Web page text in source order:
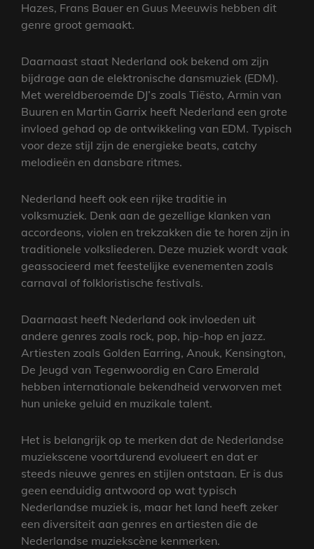
Hazes, Frans Bauer en Guus Meeuwis hebben dit
genre groot gemaakt.
Daarnaast staat Nederland ook bekend om zijn
bijdrage aan de elektronische dansmuziek (EDM).
Met wereldberoemde DJ’s zoals Tiësto, Armin van
Buuren en Martin Garrix heeft Nederland een grote
invloed gehad op de ontwikkeling van EDM. Typisch
voor deze stijl zijn de energieke beats, catchy
melodieën en dansbare ritmes.
Nederland heeft ook een rijke traditie in
volksmuziek. Denk aan de gezellige klanken van
accordeons, violen en trekzakken die te horen zijn in
traditionele volksliederen. Deze muziek wordt vaak
geassocieerd met feestelijke evenementen zoals
carnaval of folkloristische festivals.
Daarnaast heeft Nederland ook invloeden uit
andere genres zoals rock, pop, hip-hop en jazz.
Artiesten zoals Golden Earring, Anouk, Kensington,
De Jeugd van Tegenwoordig en Caro Emerald
hebben internationale bekendheid verworven met
hun unieke geluid en muzikale talent.
Het is belangrijk op te merken dat de Nederlandse
muziekscene voortdurend evolueert en dat er
steeds nieuwe genres en stijlen ontstaan. Er is dus
geen eenduidig antwoord op wat typisch
Nederlandse muziek is, maar het land heeft zeker
een diversiteit aan genres en artiesten die de
Nederlandse muziekscène kenmerken.